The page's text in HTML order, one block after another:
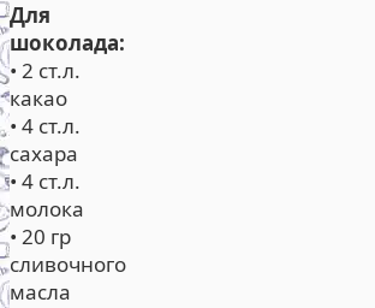
Для
шоколада:
• 2 ст.л.
какао
• 4 ст.л.
сахара
• 4 ст.л.
молока
• 20 гр
сливочного
масла